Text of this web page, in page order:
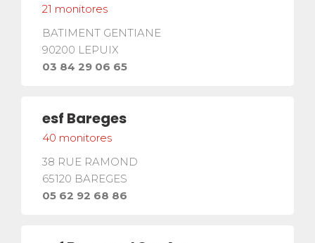
21 monitores
BATIMENT GENTIANE
90200 LEPUIX
03 84 29 06 65
esf Bareges
40 monitores
38 RUE RAMOND
65120 BAREGES
05 62 92 68 86